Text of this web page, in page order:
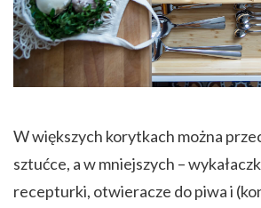
W większych korytkach można
sztućce, a w mniejszych –
recepturki, otwieracze do piwa i